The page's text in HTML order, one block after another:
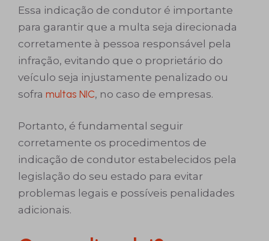
Essa indicação de condutor é importante
para garantir que a multa seja direcionada
corretamente à pessoa responsável pela
infração, evitando que o proprietário do
veículo seja injustamente penalizado ou
sofra multas NIC, no caso de empresas.
Portanto, é fundamental seguir
corretamente os procedimentos de
indicação de condutor estabelecidos pela
legislação do seu estado para evitar
problemas legais e possíveis penalidades
adicionais.